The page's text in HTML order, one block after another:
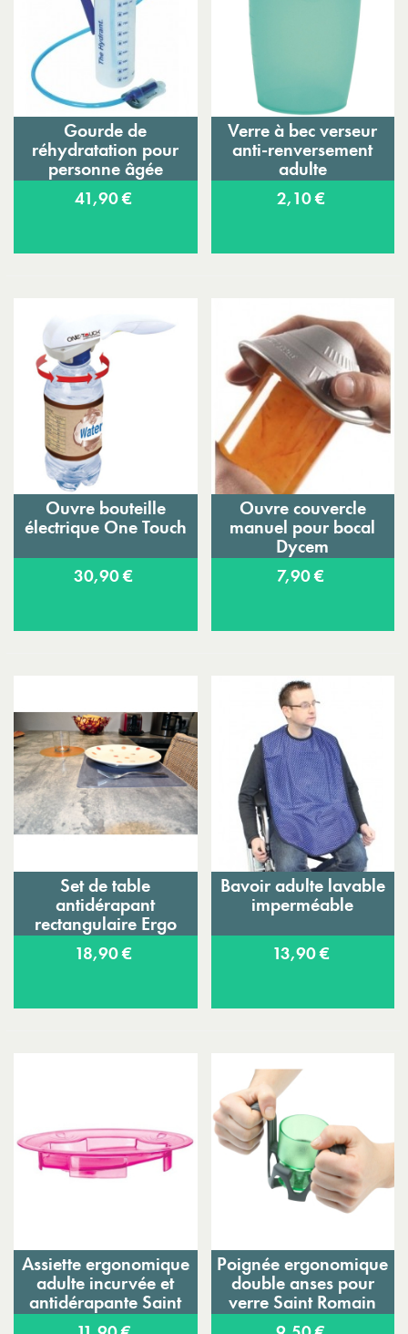
Gourde de
réhydratation pour
personne âgée
41,90 €
Verre à bec verseur
anti-renversement
adulte
2,10 €
Ouvre bouteille
électrique One Touch
30,90 €
Ouvre couvercle
manuel pour bocal
Dycem
7,90 €
Set de table
antidérapant
rectangulaire Ergo
18,90 €
Bavoir adulte lavable
imperméable
13,90 €
Assiette ergonomique
adulte incurvée et
antidérapante Saint
Romain
Poignée ergonomique
double anses pour
verre Saint Romain